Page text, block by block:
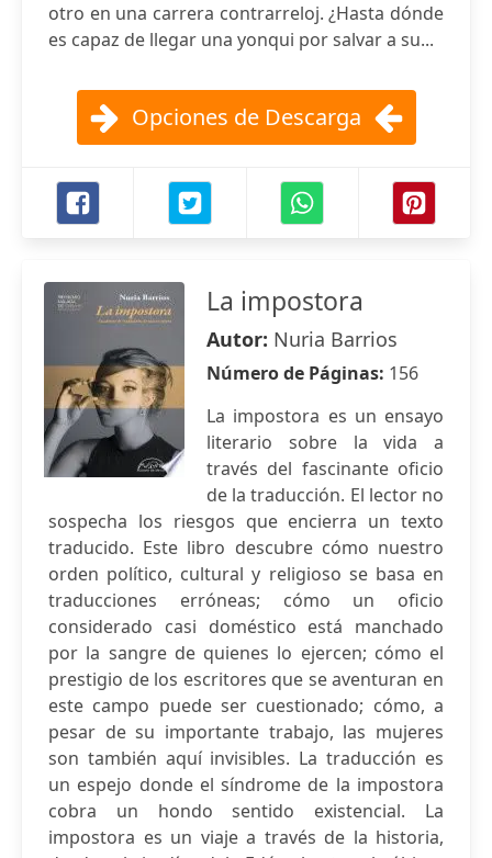
otro en una carrera contrarreloj. ¿Hasta dónde
es capaz de llegar una yonqui por salvar a su...
Opciones de Descarga
La impostora
Autor: Nuria Barrios
Número de Páginas: 156
La impostora es un ensayo
literario sobre la vida a
través del fascinante oficio
de la traducción. El lector no
sospecha los riesgos que encierra un texto
traducido. Este libro descubre cómo nuestro
orden político, cultural y religioso se basa en
traducciones erróneas; cómo un oficio
considerado casi doméstico está manchado
por la sangre de quienes lo ejercen; cómo el
prestigio de los escritores que se aventuran en
este campo puede ser cuestionado; cómo, a
pesar de su importante trabajo, las mujeres
son también aquí invisibles. La traducción es
un espejo donde el síndrome de la impostora
cobra un hondo sentido existencial. La
impostora es un viaje a través de la historia,